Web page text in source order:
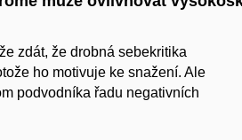
zdát, že drobná sebekritika
ho motivuje ke snažení. Ale
podvodníka řadu negativních